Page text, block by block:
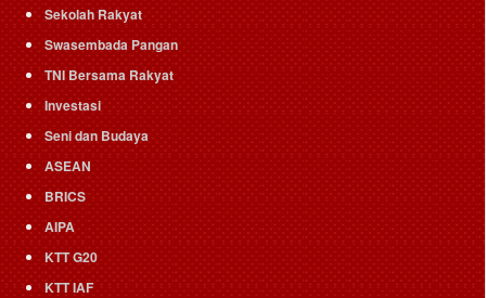
Sekolah Rakyat
Swasembada Pangan
TNI Bersama Rakyat
Investasi
Seni dan Budaya
ASEAN
BRICS
AIPA
KTT G20
KTT IAF